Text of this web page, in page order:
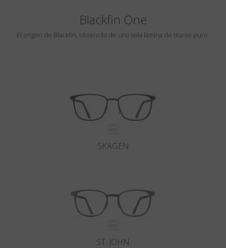
Buscar
Blackfin One
El origen de Blackfin, obtenido de una sola lámina de titanio puro.
SKAGEN
ST. JOHN